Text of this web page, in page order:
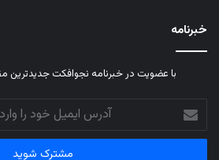
خبرنامه
با عضویت در خبرنامه نجوافکت جدیدترین
آدرس
ایمیل
خود